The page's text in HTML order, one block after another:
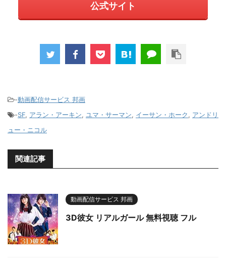
公式サイト
-動画配信サービス 邦画
-SF, アラン・アーキン, ユマ・サーマン, イーサン・ホーク, アンドリ
ュー・ニコル
関連記事
動画配信サービス 邦画
3D彼女 リアルガール 無料視聴 フル